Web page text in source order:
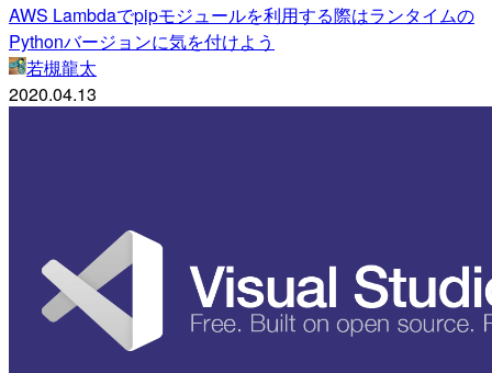
AWS Lambdaでpipモジュールを利用する際はランタイムの
Pythonバージョンに気を付けよう
若槻龍太
2020.04.13